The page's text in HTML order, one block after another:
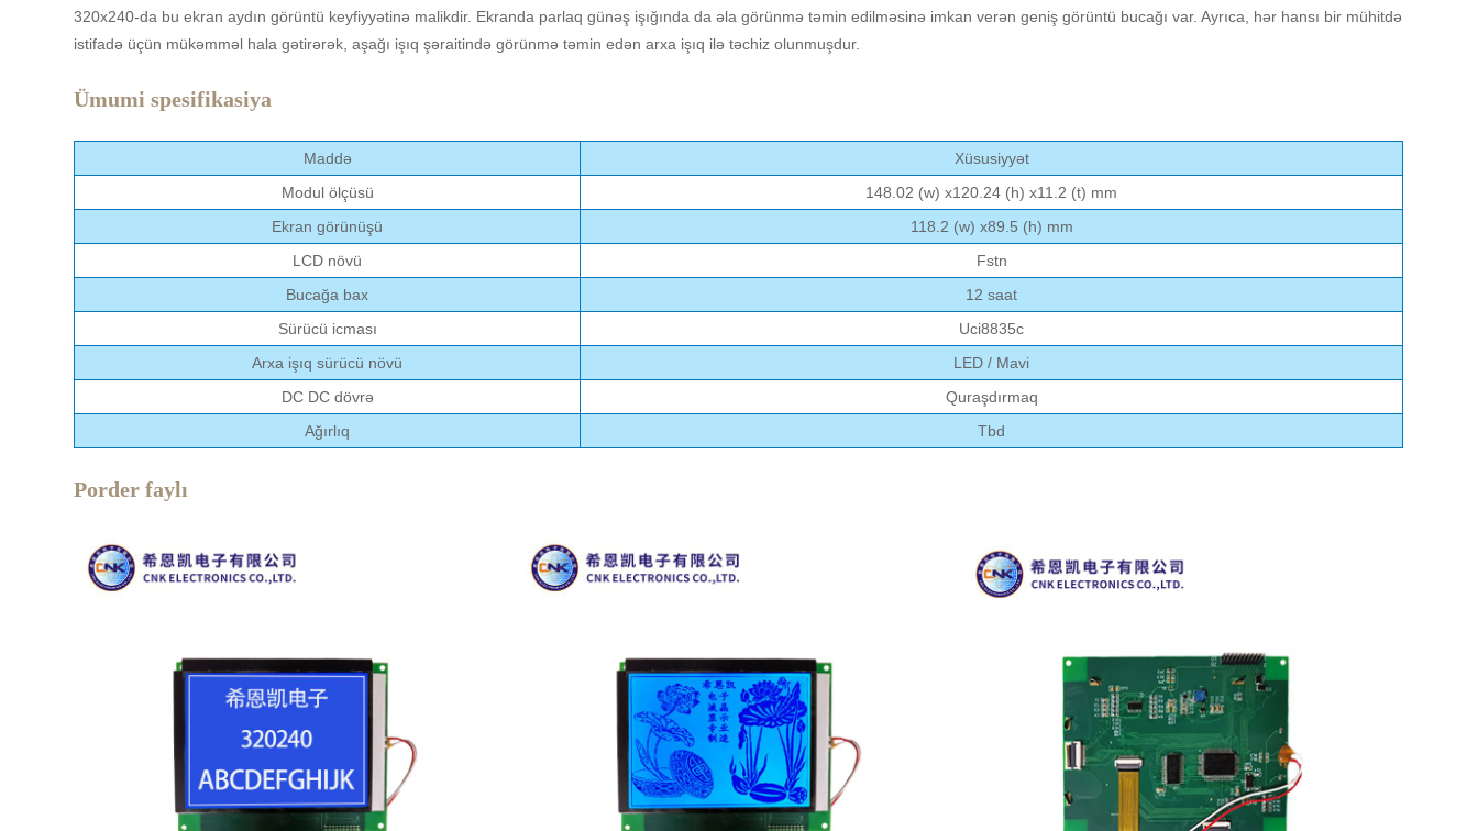
320x240-da bu ekran aydın görüntü keyfiyyətinə malikdir. Ekranda parlaq günəş işığında da əla görünmə təmin edilməsinə imkan verən geniş görüntü bucağı var. Ayrıca, hər hansı bir mühitdə
istifadə üçün mükəmməl hala gətirərək, aşağı işıq şəraitində görünmə təmin edən arxa işıq ilə təchiz olunmuşdur.
Ümumi spesifikasiya
Maddə
Xüsusiyyət
Modul ölçüsü
148.02 (w) x120.24 (h) x11.2 (t) mm
Ekran görünüşü
118.2 (w) x89.5 (h) mm
LCD növü
Fstn
Bucağa bax
12 saat
Sürücü icması
Uci8835c
Arxa işıq sürücü növü
LED / Mavi
DC DC dövrə
Quraşdırmaq
Ağırlıq
Tbd
Porder faylı